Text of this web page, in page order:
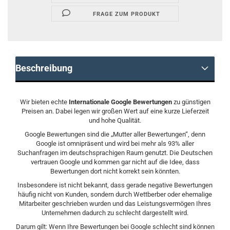
FRAGE ZUM PRODUKT
Beschreibung
Wir bieten echte Internationale Google Bewertungenzu günstigen
Preisen an. Dabei legen wir großen Wert auf eine kurze Lieferzeit
und hohe Qualität.
Google Bewertungen sind die „Mutter aller Bewertungen“, denn
Google ist omnipräsent und wird bei mehr als 93% aller
Suchanfragen im deutschsprachigen Raum genutzt. Die Deutschen
vertrauen Google und kommen gar nicht auf die Idee, dass
Bewertungen dort nicht korrekt sein könnten.
Insbesondere ist nicht bekannt, dass gerade negative Bewertungen
häufig nicht von Kunden, sondern durch Wettberber oder ehemalige
Mitarbeiter geschrieben wurden und das Leistungsvermögen Ihres
Unternehmen dadurch zu schlecht dargestellt wird.
Darum gilt: Wenn Ihre Bewertungen bei Google schlecht sind können